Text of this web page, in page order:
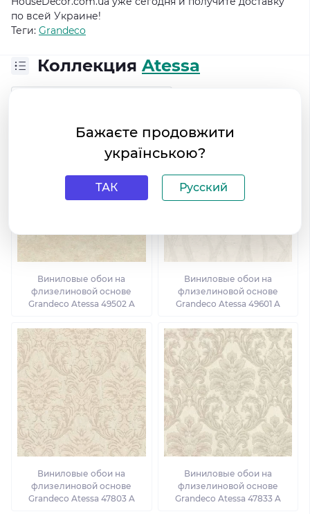
по всей Украине!
Теги: Grandeco
Коллекция Atessa
Виниловые обои на
флизелиновой основе
Grandeco Atessa 49502 A
Виниловые обои на
флизелиновой основе
Grandeco Atessa 49601 A
Виниловые обои на
флизелиновой основе
Grandeco Atessa 47803 A
Виниловые обои на
флизелиновой основе
Grandeco Atessa 47833 A
Бажаєте продовжити
українською?
ТАК Русский